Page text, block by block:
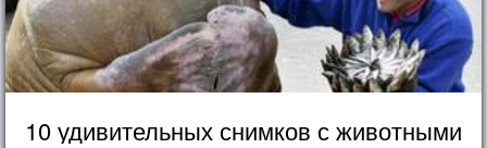
10 удивительных снимков с животными